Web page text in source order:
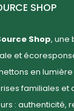
SHOP
Shop, une
et
en
familiales et
: authenticité,